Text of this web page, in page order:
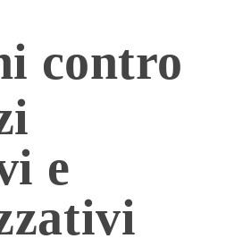
contro
e